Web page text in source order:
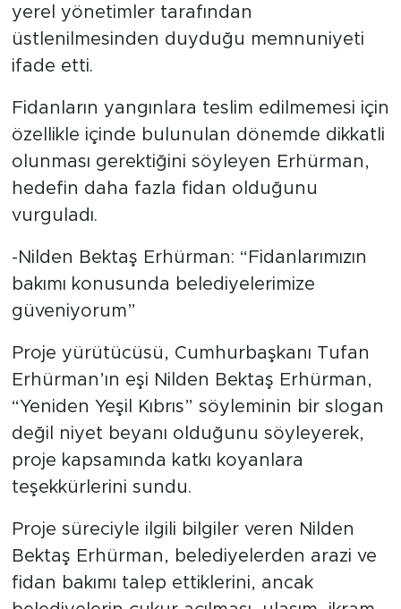
yerel yönetimler tarafından
üstlenilmesinden duyduğu memnuniyeti
ifade etti.
Fidanların yangınlara teslim edilmemesi için
özellikle içinde bulunulan dönemde dikkatli
olunması gerektiğini söyleyen Erhürman,
hedefin daha fazla fidan olduğunu
vurguladı.
-Nilden Bektaş Erhürman: “Fidanlarımızın
bakımı konusunda belediyelerimize
güveniyorum”
Proje yürütücüsü, Cumhurbaşkanı Tufan
Erhürman’ın eşi Nilden Bektaş Erhürman,
“Yeniden Yeşil Kıbrıs” söyleminin bir slogan
değil niyet beyanı olduğunu söyleyerek,
proje kapsamında katkı koyanlara
teşekkürlerini sundu.
Proje süreciyle ilgili bilgiler veren Nilden
Bektaş Erhürman, belediyelerden arazi ve
fidan bakımı talep ettiklerini, ancak